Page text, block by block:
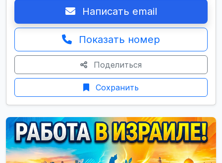
Написать email
Показать номер
Поделиться
Сохранить